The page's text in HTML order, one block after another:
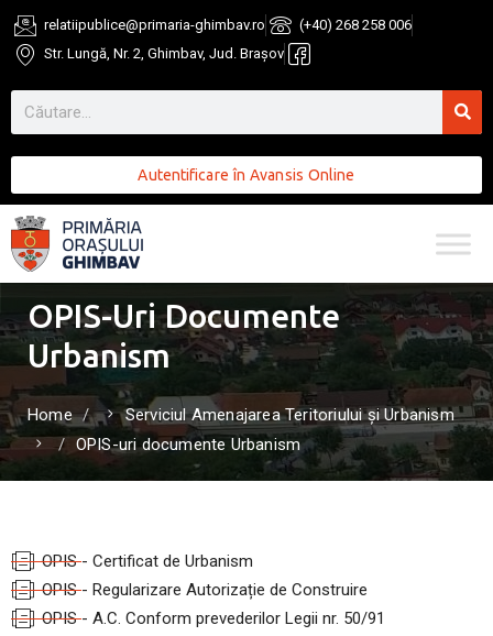
relatiipublice@primaria-ghimbav.ro
(+40) 268 258 006
Str. Lungă, Nr. 2, Ghimbav, Jud. Brașov
Autentificare în Avansis Online
OPIS-Uri Documente
Urbanism
Home
Serviciul Amenajarea Teritoriului și Urbanism
OPIS-uri documente Urbanism
OPIS - Certificat de Urbanism
OPIS - Regularizare Autorizație de Construire
OPIS - A.C. Conform prevederilor Legii nr. 50/91